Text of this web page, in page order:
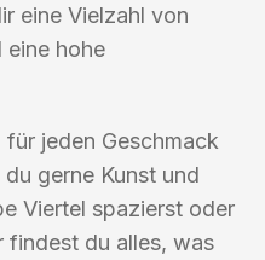
eine Vielzahl von
eine hohe
jeden Geschmack
gerne Kunst und
Viertel spazierst oder
findest du alles, was